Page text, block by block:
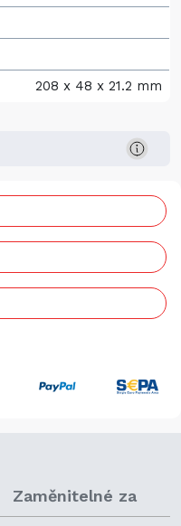
208 x 48 x 21.2 mm
Zaměnitelné za